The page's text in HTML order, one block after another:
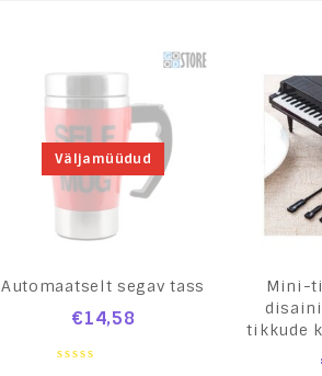
Väljamüüdud
Automaatselt segav tass
€14,58
Mini-
tikkude